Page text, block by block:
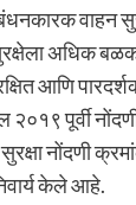
वाहन
अधिक
आणि
२०१९ पूर्वी
नोंदणी
केले आहे.